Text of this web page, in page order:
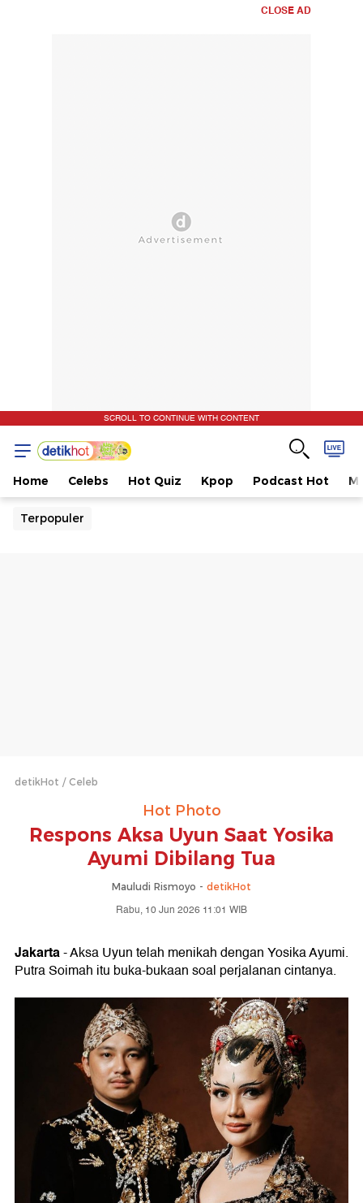
CLOSE AD
SCROLL TO CONTINUE WITH CONTENT
Home Celebs Hot Quiz Kpop Podcast Hot
Terpopuler
detikHot Celeb
Hot Photo
Respons Aksa Uyun Saat Yosika
Ayumi Dibilang Tua
Mauludi Rismoyo - detikHot
Rabu, 10 Jun 2026 11:01 WIB
Jakarta- Aksa Uyun telah menikah dengan Yosika Ayumi.
Putra Soimah itu buka-bukaan soal perjalanan cintanya.